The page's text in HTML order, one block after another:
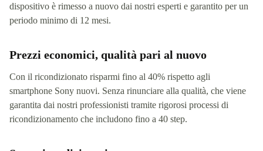
dispositivo è rimesso a nuovo dai nostri esperti e garantito per un
periodo minimo di 12 mesi.
Prezzi economici, qualità pari al nuovo
Con il ricondizionato risparmi fino al 40% rispetto agli
smartphone Sony nuovi. Senza rinunciare alla qualità, che viene
garantita dai nostri professionisti tramite rigorosi processi di
ricondizionamento che includono fino a 40 step.